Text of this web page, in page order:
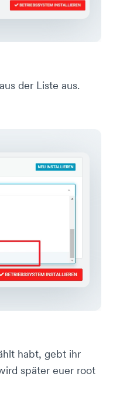
der Liste aus.
habt, gebt ihr
später euer root